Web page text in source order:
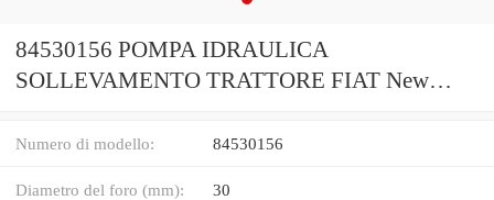
84530156 POMPA IDRAULICA
SOLLEVAMENTO TRATTORE FIAT New
Numero di modello: 84530156
Diametro del foro (mm): 30